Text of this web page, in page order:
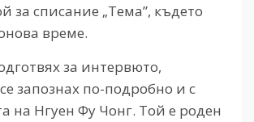
за списание „Тема”, където
време.
за интервюто,
запознах по-подробно и с
на Нгуен Фу Чонг. Той е роден